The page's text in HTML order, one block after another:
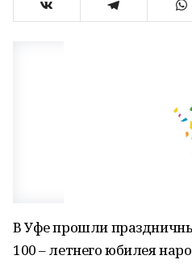
В Уфе прошли
100 – летнего юбилея